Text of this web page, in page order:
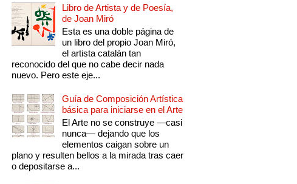
Libro de Artista y de Poesía,
de Joan Miró
Esta es una doble página de
un libro del propio Joan Miró,
el artista catalán tan
reconocido del que no cabe decir nada
nuevo. Pero este eje...
Guía de Composición Artística
básica para iniciarse en el Arte
El Arte no se construye —casi
nunca— dejando que los
elementos caigan sobre un
plano y resulten bellos a la mirada tras caer
o depositarse a...